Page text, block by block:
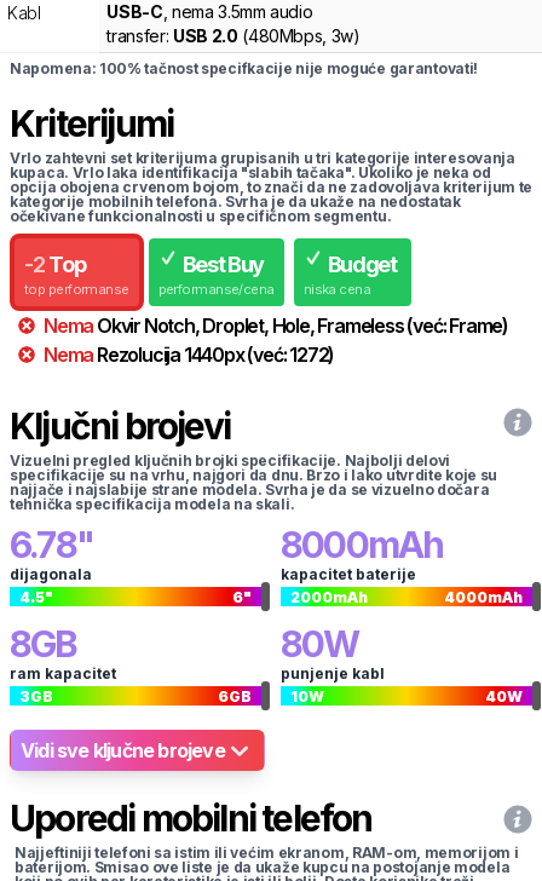
Kabl
USB-C , nema 3.5mm audio
transfer: USB 2.0 (480Mbps, 3w)
Napomena: 100% tačnost specifkacije nije moguće garantovati!
Kriterijumi
Vrlo zahtevni set kriterijuma grupisanih u tri kategorije interesovanja
kupaca. Vrlo laka identifikacija "slabih tačaka". Ukoliko je neka od
opcija obojena crvenom bojom, to znači da ne zadovoljava kriterijum te
kategorije mobilnih telefona. Svrha je da ukaže na nedostatak
očekivane funkcionalnosti u specifičnom segmentu.
-2 Top
top performanse
Best Buy
performanse/cena
Budget
niska cena
Nema Okvir Notch, Droplet, Hole, Frameless(već:Frame)
Nema Rezolucija 1440px(već:1272)
Ključni brojevi
Vizuelni pregled ključnih brojki specifikacije. Najbolji delovi
specifikacije su na vrhu, najgori da dnu. Brzo i lako utvrdite koje su
najjače i najslabije strane modela. Svrha je da se vizuelno dočara
tehnička specifikacija modela na skali.
6.78"
dijagonala
4.5" 6"
8000mAh
kapacitet baterije
2000mAh 4000mAh
8GB
ram kapacitet
3GB 6GB
80W
punjenje kabl
10W 40W
Vidi sve ključne brojeve
Uporedi mobilni telefon
Najjeftiniji telefoni sa istim ili većim ekranom, RAM-om, memorijom i
baterijom. Smisao ove liste je da ukaže kupcu na postojanje modela